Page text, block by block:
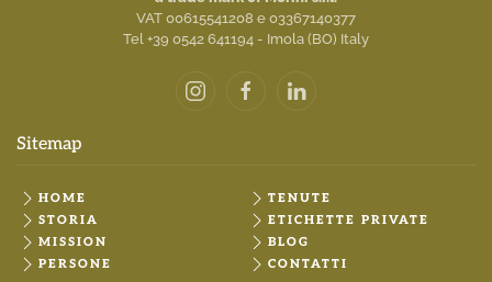
VAT 00615541208 e 03367140377
Tel +39 0542 641194 - Imola (BO) Italy
Sitemap
HOME
STORIA
MISSION
PERSONE
TENUTE
ETICHETTE PRIVATE
BLOG
CONTATTI